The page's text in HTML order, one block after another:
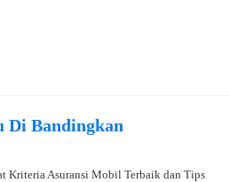
Di Bandingkan
Kriteria Asuransi Mobil Terbaik dan Tips